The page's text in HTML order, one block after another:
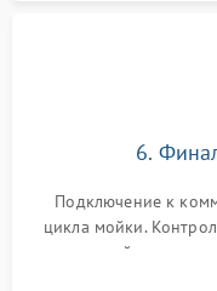
6.
Подключение к
цикла мойки.
до нужной
штатного слива